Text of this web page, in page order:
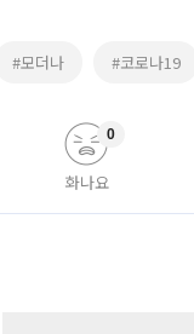
#모더나 #코로나19
화나요
0